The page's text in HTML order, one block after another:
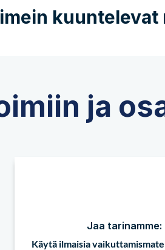
ja
Jaa tarinamme:
Käytä ilmaisia